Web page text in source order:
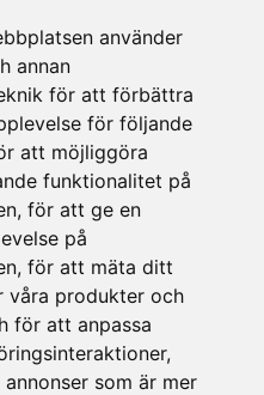
använder
annan
för att förbättra
för följande
att möjliggöra
funktionalitet på
, för att ge en
på
, för att mäta ditt
våra produkter och
för att anpassa
,
som är mer
spröjs
stil
Energifönster
typer och stilar
1+1
och dörrar
Sociala medier
Facebook